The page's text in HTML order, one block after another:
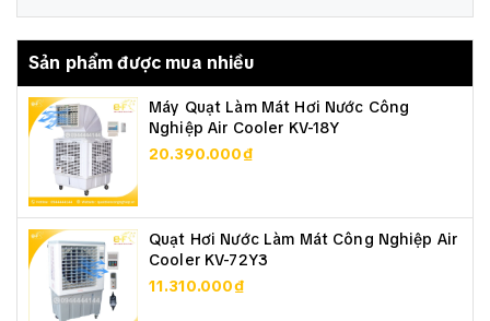
► Ưu điểm và tính năng nổi bật:
• Thiết kế theo tiêu chuẩn CAD với công nghệ tiên
tiến nhất hiện nay
• Cánh quạt bằng hợp kim nhôm nhẹ bền, độ cong
Sản phẩm được mua nhiều
Máy Quạt Làm Mát Hơi Nước Công
Nghiệp Air Cooler KV-18Y
20.390.000₫
Quạt Hơi Nước Làm Mát Công Nghiệp Air
Cooler KV-72Y3
11.310.000₫